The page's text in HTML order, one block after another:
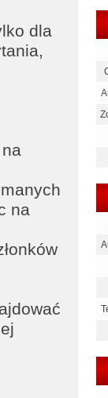
dla
na